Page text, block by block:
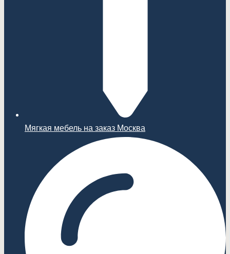
Мягкая мебель на заказ Москва